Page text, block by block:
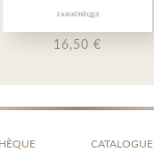
16,50 €
CATALOGUE